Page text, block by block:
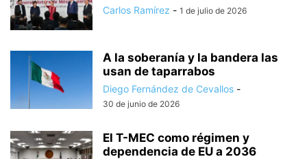
Carlos Ramírez - 1 de julio de 2026
A la soberanía y la bandera las
usan de taparrabos
Diego Fernández de Cevallos -
30 de junio de 2026
El T-MEC como régimen y
dependencia de EU a 2036